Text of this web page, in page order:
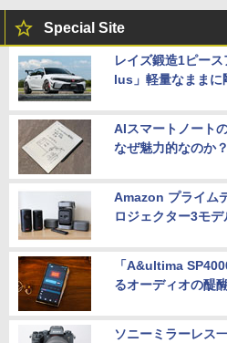
Special Site
レイズ鍛造1ピー
lus」軽量なままに
AIスマートノート
なぜ魅力的なのか？
Amazon プライム
ロジェクター3モ
「A&ultima
るオーディオの醍
ソニーミラーレス